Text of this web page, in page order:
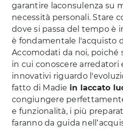
garantire laconsulenza su
necessità personali. Stare
dove si passa del tempo è
è fondamentale l'acquisto
Accomodati da noi, poiché
in cui conoscere arredatori
innovativi riguardo
fatto di Madie in laccato
congiungere
e funzionalità, i più
faranno da guida